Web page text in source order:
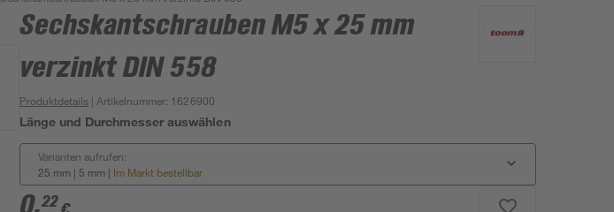
Sechskantschrauben M5 x 25 mm
verzinkt DIN 558
Produktdetails | Artikelnummer: 1626900
Länge und Durchmesser auswählen
Varianten aufrufen:
25 mm | 5 mm | Im Markt bestellbar
22